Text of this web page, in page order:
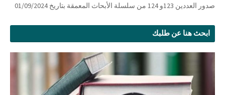
صدور العددين 123و 124 من سلسلة الأبحاث المعمقة بتاريخ 01/09/2024
ابحث هنا عن طلبك